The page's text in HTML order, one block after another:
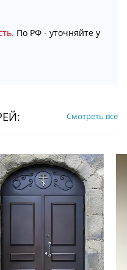
По РФ - уточняйте у
Смотреть все